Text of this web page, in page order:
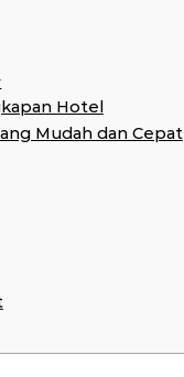
Hotel
Mudah dan Cepat